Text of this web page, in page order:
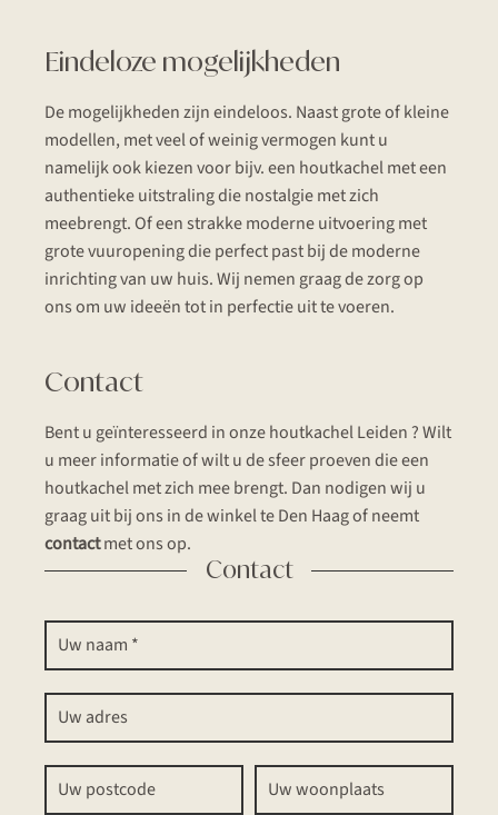
Eindeloze mogelijkheden
De mogelijkheden zijn eindeloos. Naast grote of kleine
modellen, met veel of weinig vermogen kunt u
namelijk ook kiezen voor bijv. een houtkachel met een
authentieke uitstraling die nostalgie met zich
meebrengt. Of een strakke moderne uitvoering met
grote vuuropening die perfect past bij de moderne
inrichting van uw huis. Wij nemen graag de zorg op
ons om uw ideeën tot in perfectie uit te voeren.
Contact
Bent u geïnteresseerd in onze houtkachel Leiden ? Wilt
u meer informatie of wilt u de sfeer proeven die een
houtkachel met zich mee brengt. Dan nodigen wij u
graag uit bij ons in de winkel te Den Haag of neemt
contactmet ons op.
Contact